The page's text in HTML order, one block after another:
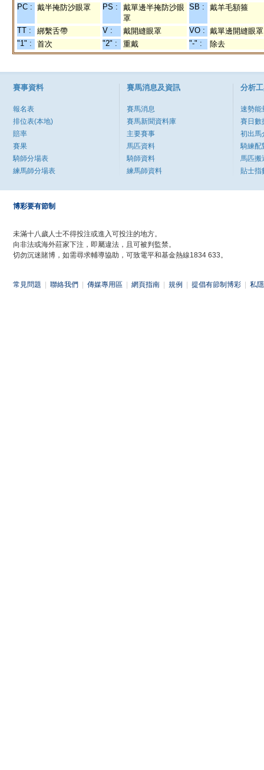
PC : 戴半掩防沙眼罩 PS :
戴單邊半掩防沙眼
罩
SB : 戴羊毛額箍
TT : 綁繫舌帶 V : 戴開縫眼罩 VO : 戴單邊開縫眼罩
"1" :
首次 "2" : 重戴 "-" : 除去
賽事資料
報名表
排位表(本地)
賠率
賽果
騎師分場表
練馬師分場表
賽馬消息及資訊
賽馬消息
賽馬新聞資料庫
主要賽事
馬匹資料
騎師資料
練馬師資料
分析
速勢能
賽日數
初出馬
騎練配
馬匹搬
貼士指
博彩要有節制
未滿十八歲人士不得投注或進入可投注的地方。
向非法或海外莊家下注，即屬違法，且可被判監禁。
切勿沉迷賭博，如需尋求輔導協助，可致電平和基金熱線1834 633。
常見問題 聯絡我們 傳媒專用區 網頁指南 規例 提倡有節制博彩 私